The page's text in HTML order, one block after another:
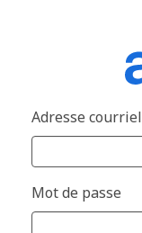
Adresse courriel
Mot de passe